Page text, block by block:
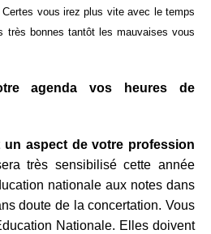
vous irez plus vite avec le temps
très bonnes tantôt les mauvaises vous
agenda vos heures de
un aspect de votre profession
très sensibilisé cette année
nationale aux notes dans
doute de la concertation. Vous
Nationale. Elles doivent